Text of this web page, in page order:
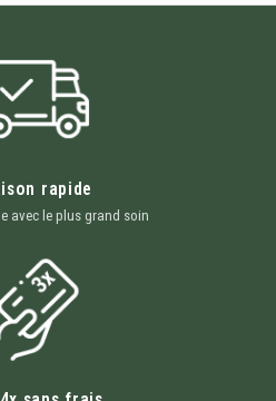
rapide
avec le plus grand soin